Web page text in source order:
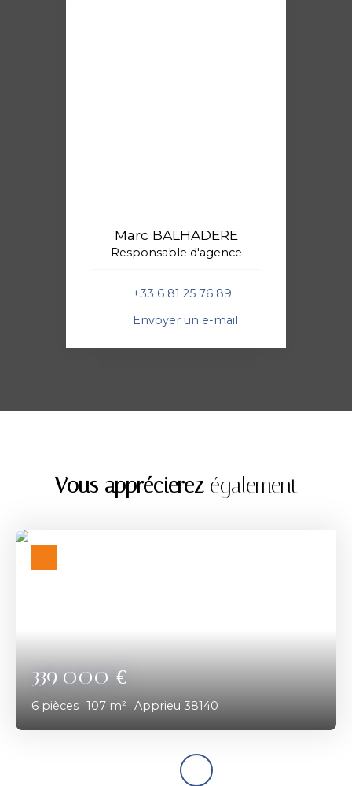
Marc BALHADERE
Responsable d'agence
+33 6 81 25 76 89
Envoyer un e-mail
Vous apprécierezégalement
339 000€
6 pièces 107 m² Apprieu 38140